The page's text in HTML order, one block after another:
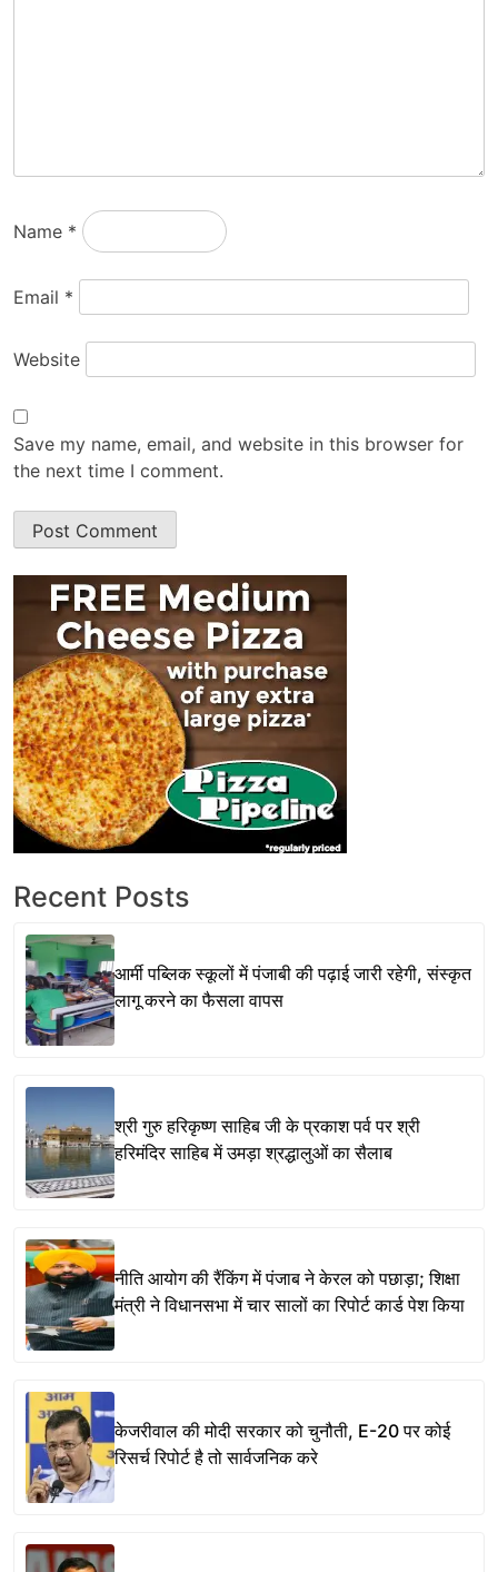
Name *
Email *
Website
Save my name, email, and website in this browser for
the next time I comment.
Recent Posts
आर्मी पब्लिक स्कूलों में पंजाबी की पढ़ाई जारी रहेगी, संस्कृत
लागू करने का फैसला वापस
श्री गुरु हरिकृष्ण साहिब जी के प्रकाश पर्व पर श्री
हरिमंदिर साहिब में उमड़ा श्रद्धालुओं का सैलाब
नीति आयोग की रैंकिंग में पंजाब ने केरल को पछाड़ा; शिक्षा
मंत्री ने विधानसभा में चार सालों का रिपोर्ट कार्ड पेश किया
केजरीवाल की मोदी सरकार को चुनौती, E-20 पर कोई
रिसर्च रिपोर्ट है तो सार्वजनिक करे